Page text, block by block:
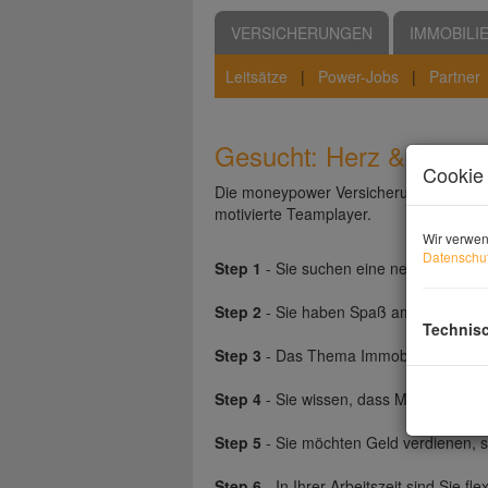
VERSICHERUNGEN
Leitsätze | Power-Jobs | Partner
Gesucht: Herz &
Die moneypower Versicherungsmakler
motivierte Teamplayer.
Step 1 - Sie suchen eine neue
Step 2 - Sie haben Spaß am Umgang
Step 3 - Das Thema Immobilien bzw.
Step 4 - Sie wissen, dass Makler heute
Step 5 - Sie möchten Geld verdienen,
Wir